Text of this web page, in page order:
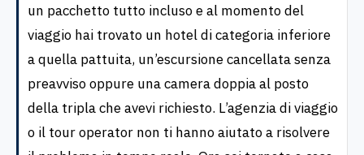
un pacchetto tutto incluso e al momento del
viaggio hai trovato un hotel di categoria inferiore
a quella pattuita, un’escursione cancellata senza
preavviso oppure una camera doppia al posto
della tripla che avevi richiesto. L’agenzia di viaggio
o il tour operator non ti hanno aiutato a risolvere